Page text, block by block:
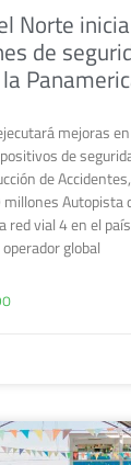
Norte inicia
de
mejoras
de
de
Autopista
red vial 4 en el
global